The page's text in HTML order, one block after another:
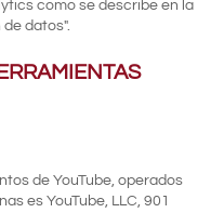
como se describe en la
datos".
de YouTube, operados
es YouTube, LLC, 901